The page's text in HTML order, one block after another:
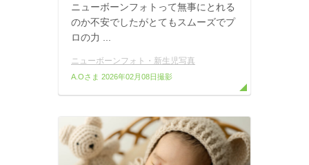
ニューボーンフォトって無事にとれる
のか不安でしたがとてもスムーズでプ
ロの力 ...
ニューボーンフォト・新生児写真
A.Oさま 2026年02月08日撮影